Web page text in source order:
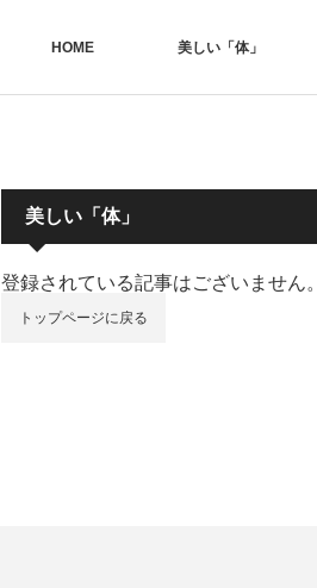
HOME 美しい「体」
美しい「体」
登録されている記事はございません。
トップページに戻る